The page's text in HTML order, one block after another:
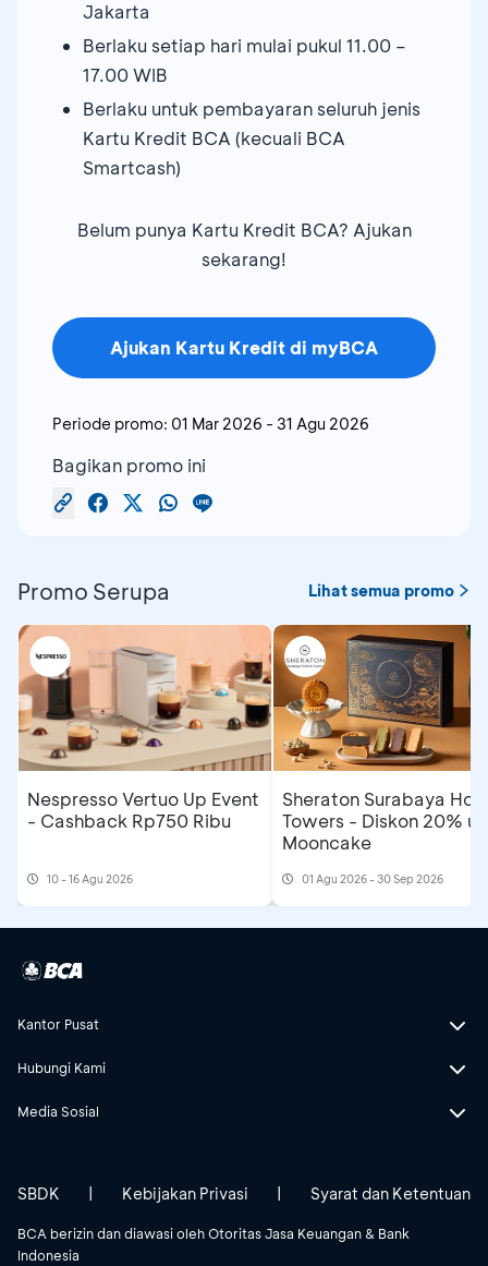
Jakarta
Berlaku setiap hari mulai pukul 11.00 –
17.00 WIB
Berlaku untuk pembayaran seluruh jenis
Kartu Kredit BCA (kecuali BCA
Smartcash)
Belum punya Kartu Kredit BCA? Ajukan
sekarang!
Ajukan Kartu Kredit di myBCA
Periode promo: 01 Mar 2026 - 31 Agu 2026
Bagikan promo ini
Promo Serupa Lihat semua promo
Nespresso Vertuo Up Event
- Cashback Rp750 Ribu
10 - 16 Agu 2026
Sheraton Surabaya
Towers - Diskon 20%
Mooncake
01 Agu 2026 - 30 Sep 2026
Kantor Pusat
Hubungi Kami
Media Sosial
BCA berizin dan diawasi oleh Otoritas Jasa Keuangan & Bank
Indonesia
SBDK | Kebijakan Privasi | Syarat dan Ketentuan